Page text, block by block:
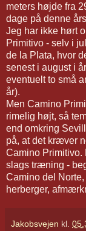
meters højde fra
dage på denne
Jeg har ikke hørt
Primitivo - selv i
de la Plata, hvor
senest i august i
eventuelt to små
år).
Men Camino
rimelig højt, så
end omkring
på, at det kræver
Camino Primitivo.
slags træning -
Camino del
herberger,
Jakobsvejen kl.